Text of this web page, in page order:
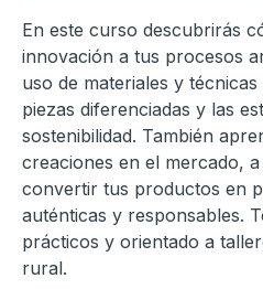
En este curso descubrirás
innovación a tus procesos
uso de materiales y
piezas diferenciadas y las
sostenibilidad. También
creaciones en el mercado,
convertir tus productos en
auténticas y responsables.
prácticos y orientado a
rural.